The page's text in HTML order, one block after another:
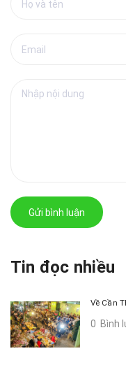
Gửi bình luận
Tin đọc nhiều
Về Cần
0 Bình